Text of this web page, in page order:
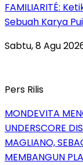
FAMILIARITÉ:
Sebuah Karya
Sabtu, 8 Agu
Pers Rilis
MONDEVITA
UNDERSCORE
MAGLIANO,
MEMBANGUN